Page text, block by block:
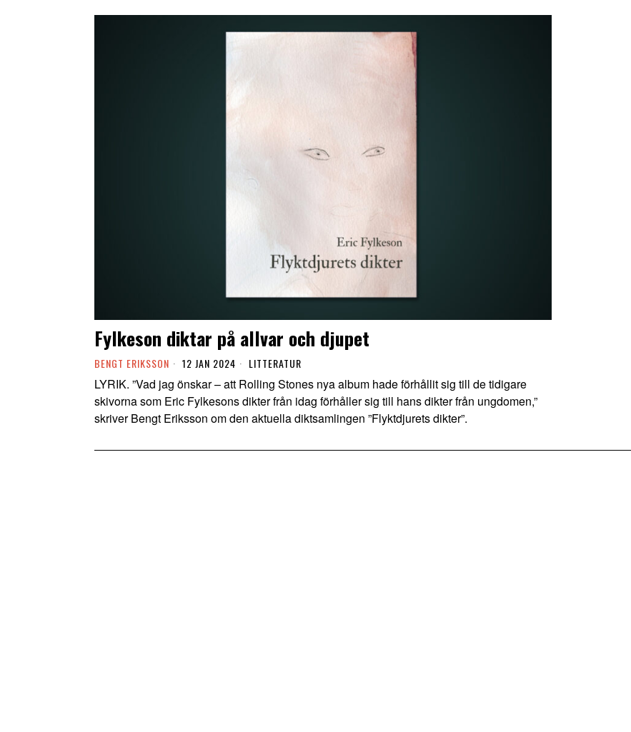
Fylkeson diktar på allvar och djupet
BENGT ERIKSSON 12 JAN 2024 LITTERATUR
LYRIK. ”Vad jag önskar – att Rolling Stones nya album hade förhållit sig till de tidigare
skivorna som Eric Fylkesons dikter från idag förhåller sig till hans dikter från ungdomen,”
skriver Bengt Eriksson om den aktuella diktsamlingen ”Flyktdjurets dikter”.